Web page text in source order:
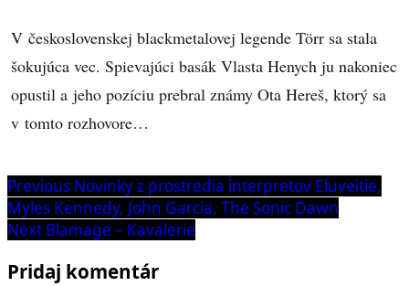
V československej blackmetalovej legende Törr sa stala
šokujúca vec. Spievajúci basák Vlasta Henych ju nakoniec
opustil a jeho pozíciu prebral známy Ota Hereš, ktorý sa
v tomto rozhovore…
Navigácia
v
článku
Previous Previous
post:
Novinky z prostredia interpretov Eluveitie,
Myles Kennedy, John Garcia, The Sonic Dawn
Next Next
Blamage – Kavalerie
Pridaj komentár